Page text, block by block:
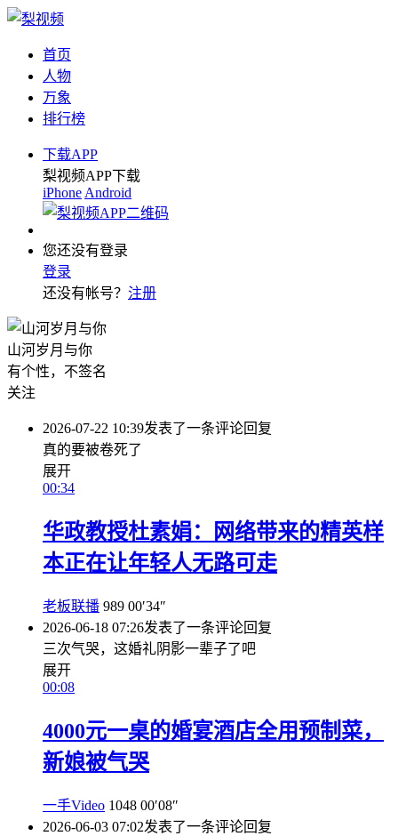
首页
人物
万象
排行榜
下载APP
梨视频APP下载
iPhone Android
您还没有登录
登录
还没有帐号？ 注册
山河岁月与你
有个性，不签名
关注
2026-07-22 10:39发表了一条评论回复
真的要被卷死了
展开
00:34
华政教授杜素娟：网络带来的精英样
本正在让年轻人无路可走
老板联播 989 00′34″
2026-06-18 07:26发表了一条评论回复
三次气哭，这婚礼阴影一辈子了吧
展开
00:08
4000元一桌的婚宴酒店全用预制菜，
新娘被气哭
一手Video 1048 00′08″
2026-06-03 07:02发表了一条评论回复